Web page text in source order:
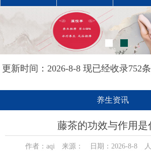
更新时间：2026-8-8 现已经收录752
养生资讯
藤茶的功效与作用是
作者：aqi 来源： 日期：2026-8-8 人